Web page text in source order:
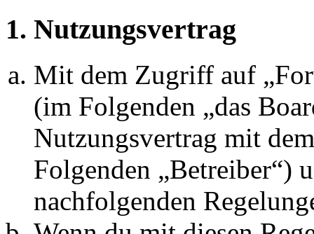
1. Nutzungsvertrag
Mit dem Zugriff auf
(im Folgenden „das
Nutzungsvertrag mit
Folgenden „Betreiber“)
nachfolgenden